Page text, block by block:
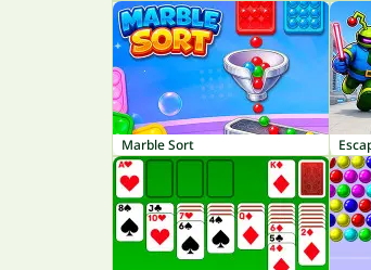
Marble Sort